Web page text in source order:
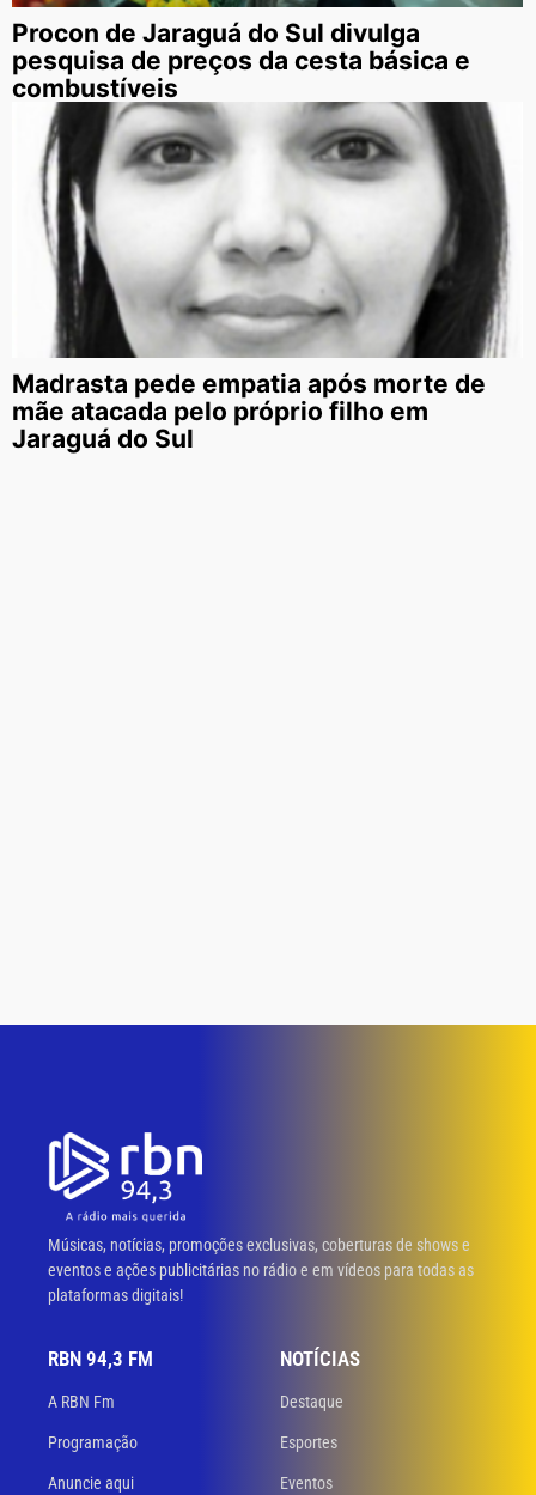
Procon de Jaraguá do Sul divulga
pesquisa de preços da cesta básica e
combustíveis
Madrasta pede empatia após morte de
mãe atacada pelo próprio filho em
Jaraguá do Sul
Músicas, notícias, promoções exclusivas, coberturas de shows e
eventos e ações publicitárias no rádio e em vídeos para todas as
plataformas digitais!
RBN 94,3 FM
A RBN Fm
Programação
Anuncie aqui
NOTÍCIAS
Destaque
Esportes
Eventos